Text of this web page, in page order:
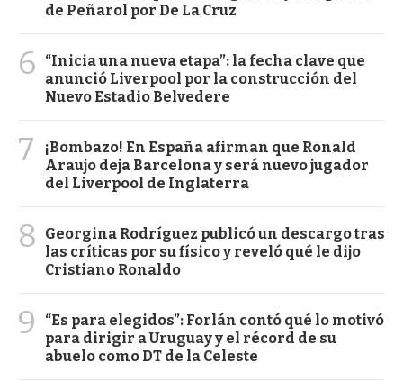
de Peñarol por De La Cruz
6
“Inicia una nueva etapa”: la fecha clave que
anunció Liverpool por la construcción del
Nuevo Estadio Belvedere
7
¡Bombazo! En España afirman que Ronald
Araujo deja Barcelona y será nuevo jugador
del Liverpool de Inglaterra
8
Georgina Rodríguez publicó un descargo tras
las críticas por su físico y reveló qué le dijo
Cristiano Ronaldo
9
“Es para elegidos”: Forlán contó qué lo motivó
para dirigir a Uruguay y el récord de su
abuelo como DT de la Celeste